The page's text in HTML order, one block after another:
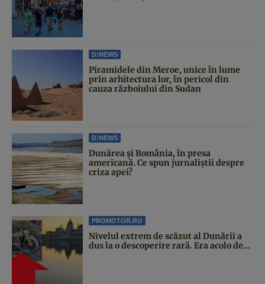
D:NEWS
Piramidele din Meroe, unice în lume
prin arhitectura lor, în pericol din
cauza războiului din Sudan
D:NEWS
Dunărea și România, în presa
americană. Ce spun jurnaliștii despre
criza apei?
PROMOTOR.RO
Nivelul extrem de scăzut al Dunării a
dus la o descoperire rară. Era acolo de...